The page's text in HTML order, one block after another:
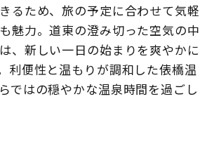
るため、旅の予定に合わせて気軽
魅力。道東の澄み切った空気の中
、新しい一日の始まりを爽やかに
利便性と温もりが調和した俵橋温
ではの穏やかな温泉時間を過ごし